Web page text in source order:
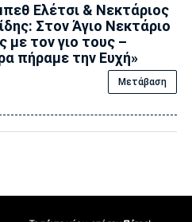
Ελέτσι & Νεκτάριος
Στον Άγιο Νεκτάριο
με τον γιο τους –
πήραμε την Ευχή»
Μετάβαση